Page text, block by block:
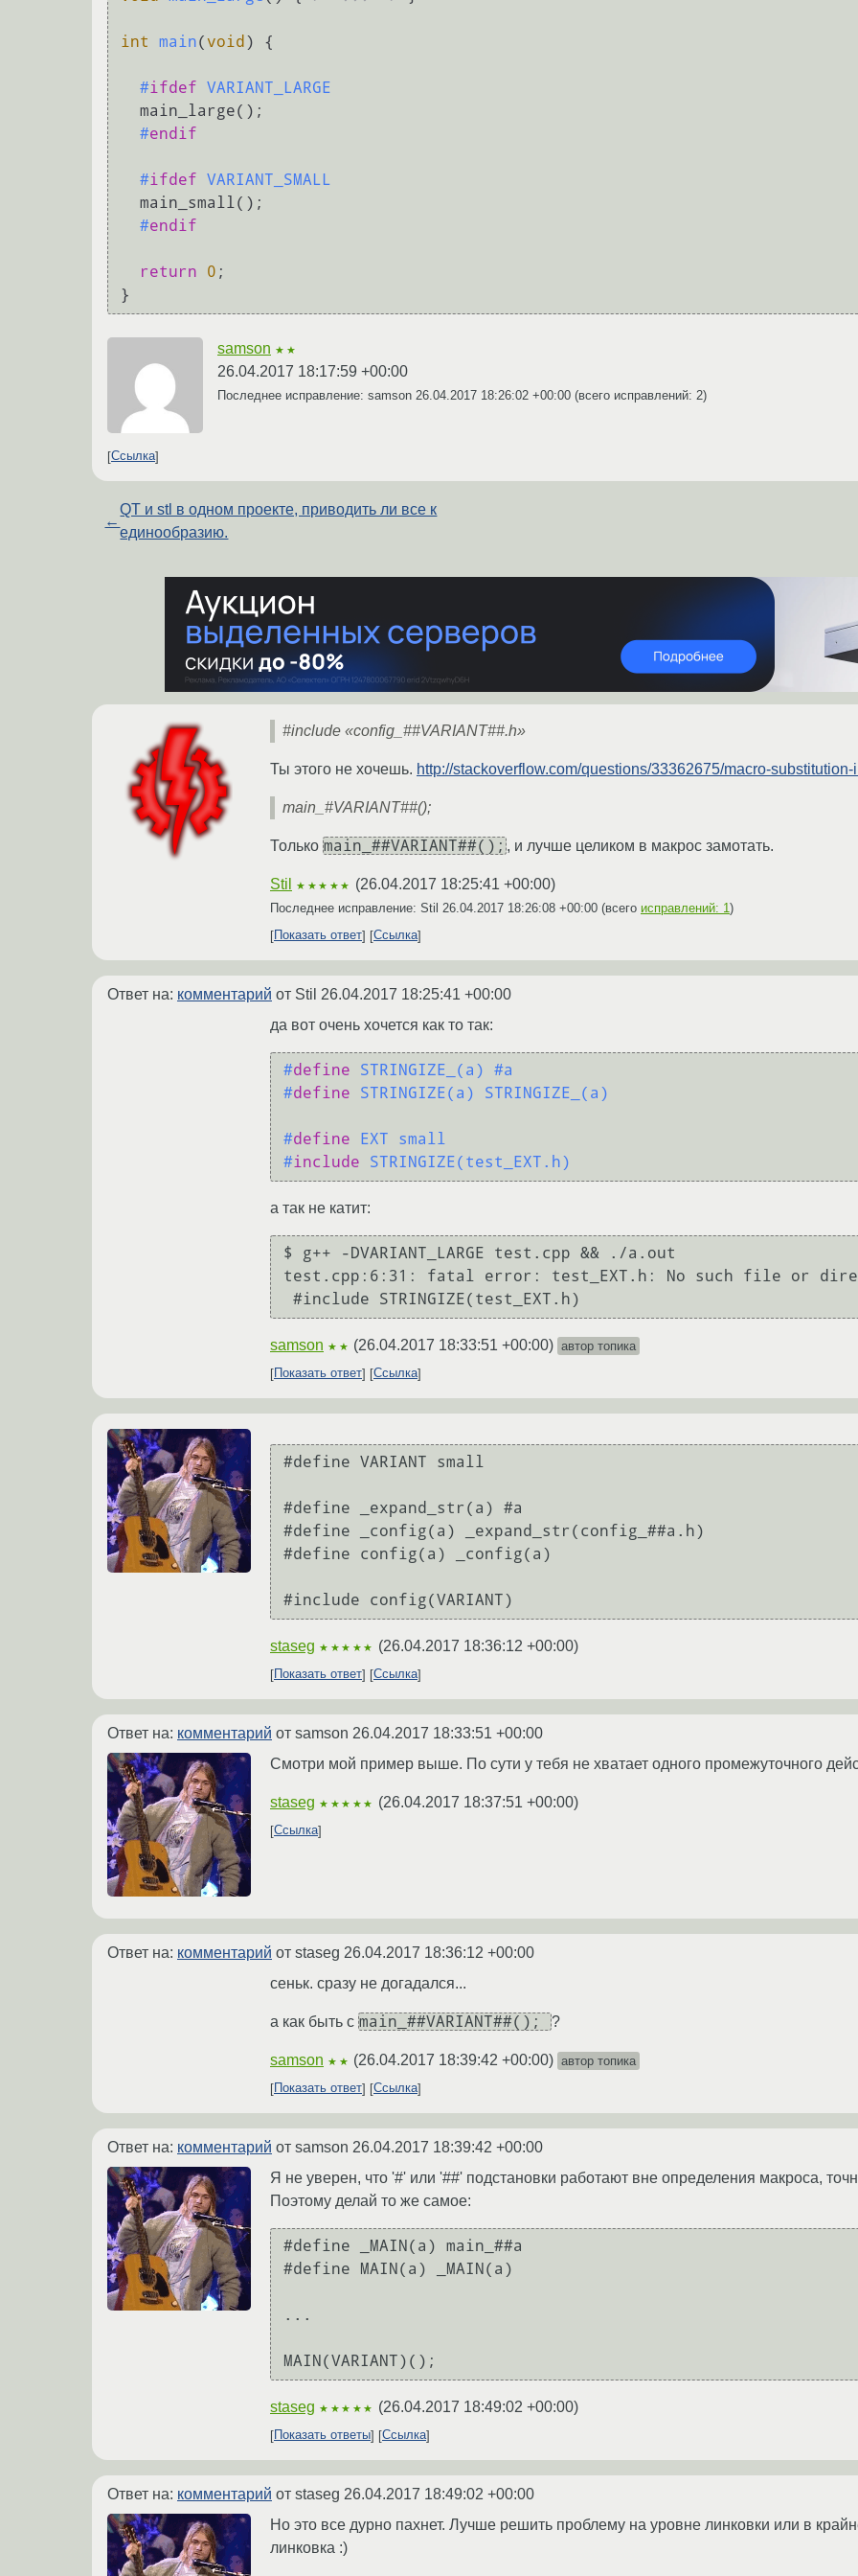
int main(void ) {
#ifdef VARIANT_LARGE
#endif
#ifdef VARIANT_SMALL
#endif
return 0 ;
samson ★★
26.04.2017 18:17:59 +00:00
Последнее исправление: samson 26.04.2017 18:26:02 +00:00 (всего исправлений: 2)
Ссылка
←
QT и stl в одном проекте, приводить ли все к
единообразию.
#include «config_##VARIANT##.h»
Ты этого не хочешь. http://stackoverflow.com/questions/33362675/macro-substitution-
main_#VARIANT##();
Только main_##VARIANT##(); , и лучше целиком в макрос замотать.
Stil ★★★★★ (26.04.2017 18:25:41 +00:00)
Последнее исправление: Stil 26.04.2017 18:26:08 +00:00 (всего исправлений: 1 )
Показать ответ
Ссылка
Ответ на: комментарий от Stil 26.04.2017 18:25:41 +00:00
да вот очень хочется как то так:
#define STRINGIZE_(a) #a
#define STRINGIZE(a) STRINGIZE_(a)
#define EXT small
#include STRINGIZE(test_EXT.h)
а так не катит:
$ g++ -DVARIANT_LARGE test.cpp && ./a.out
test.cpp:6:31: fatal error: test_EXT.h: No such file or
samson ★★ (26.04.2017 18:33:51 +00:00) автор топика
Показать ответ
Ссылка
#define VARIANT small
#define _expand_str(a) #a
#define _config(a) _expand_str(config_##a.h)
#define config(a) _config(a)
staseg ★★★★★ (26.04.2017 18:36:12 +00:00)
Показать ответ Ссылка
Ответ на: комментарий от samson 26.04.2017 18:33:51 +00:00
Смотри мой пример выше. По сути у тебя не хватает одного промежуточного
staseg ★★★★★ (26.04.2017 18:37:51 +00:00)
Ссылка
Ответ на: комментарий от staseg 26.04.2017 18:36:12 +00:00
сеньк. сразу не догадался...
а как быть с main_##VARIANT##(); ?
samson ★★ (26.04.2017 18:39:42 +00:00) автор топика
Показать ответ
Ссылка
Ответ на: комментарий от samson 26.04.2017 18:39:42 +00:00
Я не уверен, что '#' или '##' подстановки работают вне определения макроса,
Поэтому делай то же самое:
#define _MAIN(a) main_##a
#define MAIN(a) _MAIN(a)
...
staseg ★★★★★ (26.04.2017 18:49:02 +00:00)
Показать ответы Ссылка
Ответ на: комментарий от staseg 26.04.2017 18:49:02 +00:00
Но это все дурно пахнет. Лучше решить проблему на уровне линковки или в
линковка :)